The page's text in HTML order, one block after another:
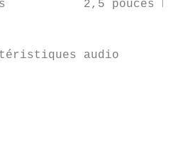
2,5 pouces
audio